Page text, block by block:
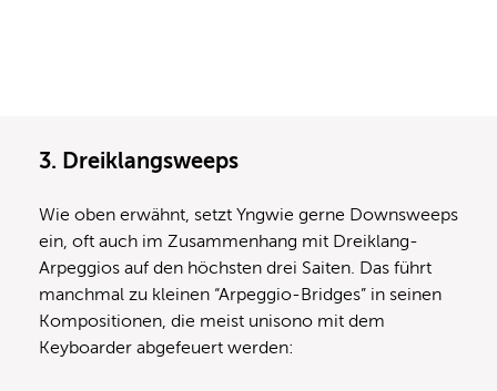
3. Dreiklangsweeps
Wie oben erwähnt, setzt Yngwie gerne Downsweeps
ein, oft auch im Zusammenhang mit Dreiklang-
Arpeggios auf den höchsten drei Saiten. Das führt
manchmal zu kleinen “Arpeggio-Bridges” in seinen
Kompositionen, die meist unisono mit dem
Keyboarder abgefeuert werden: